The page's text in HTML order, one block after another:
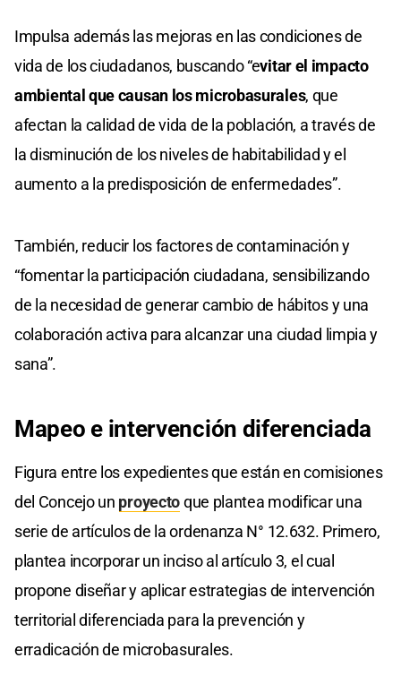
Impulsa además las mejoras en las condiciones de
vida de los ciudadanos, buscando “evitar el impacto
ambiental que causan los microbasurales, que
afectan la calidad de vida de la población, a través de
la disminución de los niveles de habitabilidad y el
aumento a la predisposición de enfermedades”.
También, reducir los factores de contaminación y
“fomentar la participación ciudadana, sensibilizando
de la necesidad de generar cambio de hábitos y una
colaboración activa para alcanzar una ciudad limpia y
sana”.
Mapeo e intervención diferenciada
Figura entre los expedientes que están en comisiones
del Concejo un proyectoque plantea modificar una
serie de artículos de la ordenanza N° 12.632. Primero,
plantea incorporar un inciso al artículo 3, el cual
propone diseñar y aplicar estrategias de intervención
territorial diferenciada para la prevención y
erradicación de microbasurales.